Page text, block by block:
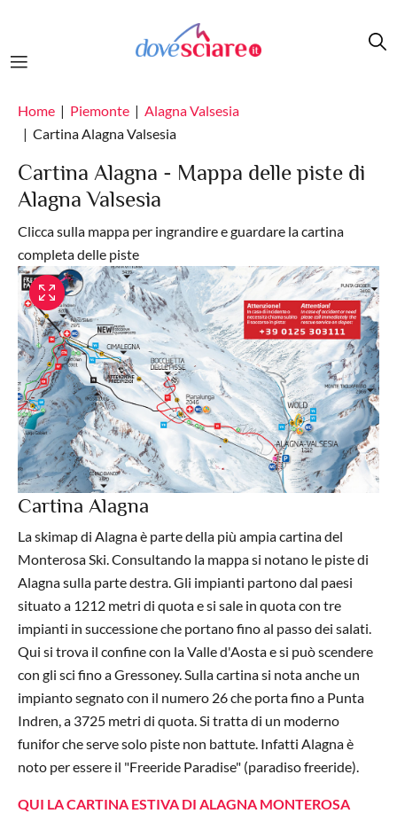
Home Piemonte
Alagna Valsesia
Cartina Alagna Valsesia
Cartina Alagna - Mappa delle piste di
Alagna Valsesia
Clicca sulla mappa per ingrandire e guardare la cartina
completa delle piste
Cartina Alagna
La skimap di Alagna è parte della più ampia cartina del
Monterosa Ski. Consultando la mappa si notano le piste di
Alagna sulla parte destra. Gli impianti partono dal paesi
situato a 1212 metri di quota e si sale in quota con tre
impianti in successione che portano fino al passo dei salati.
Qui si trova il confine con la Valle d'Aosta e si può scendere
con gli sci fino a Gressoney. Sulla cartina si nota anche un
impianto segnato con il numero 26 che porta fino a Punta
Indren, a 3725 metri di quota. Si tratta di un moderno
funifor che serve solo piste non battute. Infatti Alagna è
noto per essere il "Freeride Paradise" (paradiso freeride).
QUI LA CARTINA ESTIVA DI ALAGNA MONTEROSA